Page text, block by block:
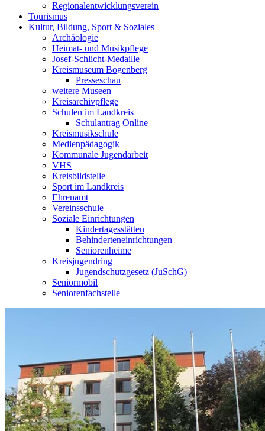
Regionalentwicklungsverein
Tourismus
Kultur, Bildung, Sport & Soziales
Archäologie
Heimat- und Musikpflege
Josef-Schlicht-Medaille
Kreismuseum Bogenberg
Presseschau
weitere Museen
Kreisarchivpflege
Schulen im Landkreis
Schulantrag Online
Kreismusikschule
Medienpädagogik
Kommunale Jugendarbeit
VHS
Kreisbildstelle
Sport im Landkreis
Ehrenamt
Vereinsschule
Soziale Einrichtungen
Kindertagesstätten
Behinderteneinrichtungen
Seniorenheime
Kreisjugendring
Jugendschutzgesetz (JuSchG)
Seniormobil
Seniorenfachstelle